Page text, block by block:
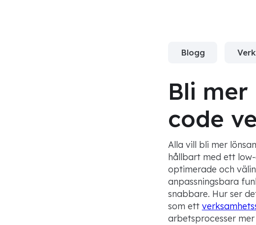
Blogg
Bli
code
Alla vill bli mer
hållbart med ett
optimerade och
anpassningsbara
snabbare. Hur ser
som ett
arbetsprocesser